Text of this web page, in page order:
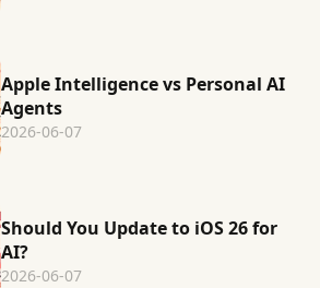
Apple Intelligence vs Personal AI
Agents
2026-06-07
Should You Update to iOS 26 for
AI?
2026-06-07